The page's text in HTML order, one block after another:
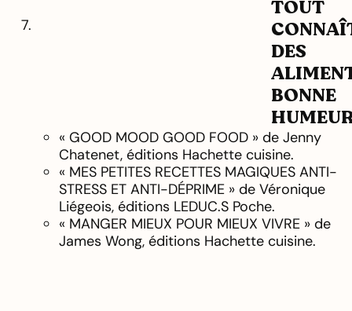
TOUT
DES
BONNE
« GOOD MOOD GOOD FOOD » de Jenny
Chatenet, éditions Hachette cuisine.
« MES PETITES RECETTES MAGIQUES ANTI-
STRESS ET ANTI-DÉPRIME » de Véronique
Liégeois, éditions LEDUC.S Poche.
« MANGER MIEUX POUR MIEUX VIVRE » de
James Wong, éditions Hachette cuisine.